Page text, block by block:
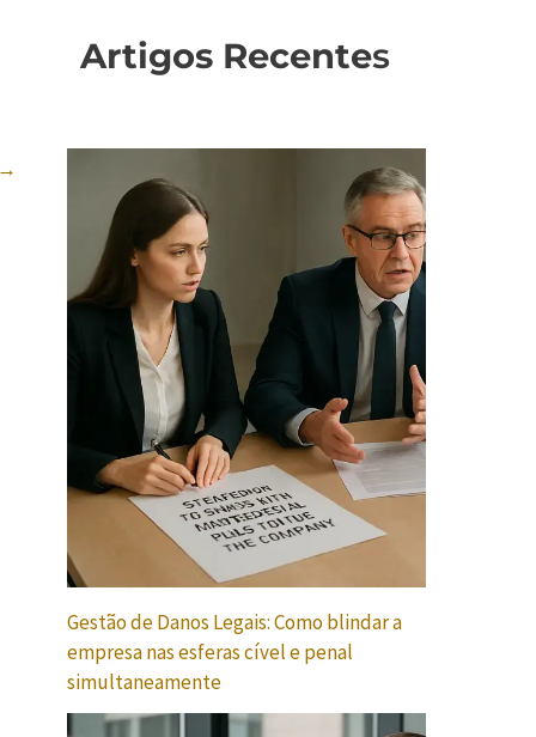
→
Artigos Recentes
Gestão de Danos Legais: Como blindar a
empresa nas esferas cível e penal
simultaneamente